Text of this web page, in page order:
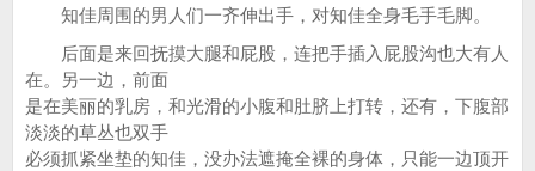
知佳周围的男人们一齐伸出手，对知佳全身毛手毛脚。
后面是来回抚摸大腿和屁股，连把手插入屁股沟也大有人
在。另一边，前面
是在美丽的乳房，和光滑的小腹和肚脐上打转，还有，下腹部
淡淡的草丛也双手
必须抓紧坐垫的知佳，没办法遮掩全裸的身体，只能一边顶开